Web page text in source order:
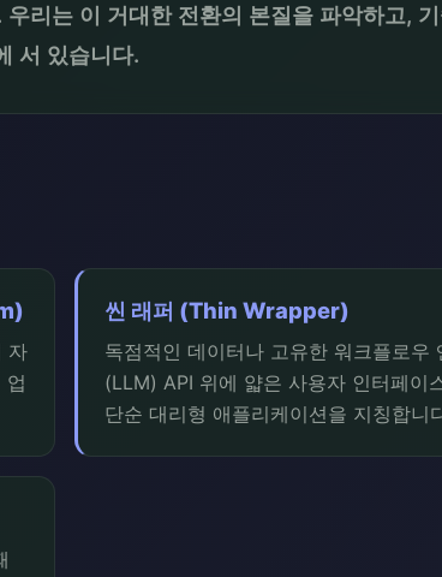
리는 이 거대한 전환의 본질을 파악하고,
서 있습니다.
자
업
씬 래퍼 (Thin Wrapper)
독점적인 데이터나 고유한 워크플로우
(LLM) API 위에 얇은 사용자 인터페이
단순 대리형 애플리케이션을 지칭합니